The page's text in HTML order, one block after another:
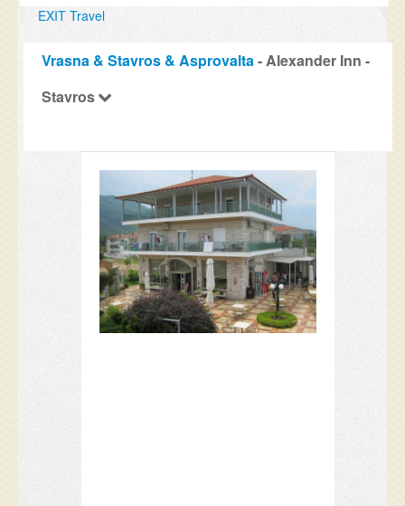
EXIT Travel
Vrasna & Stavros & Asprovalta- Alexander Inn -
Stavros